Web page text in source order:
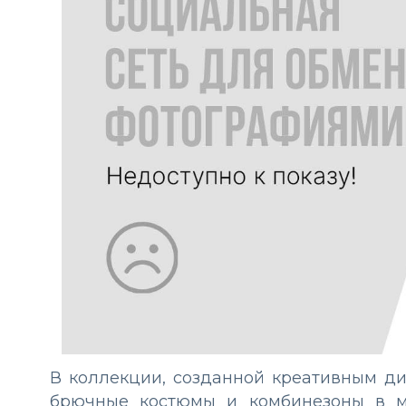
В коллекции, созданной креативным
брючные костюмы и комбинезоны в